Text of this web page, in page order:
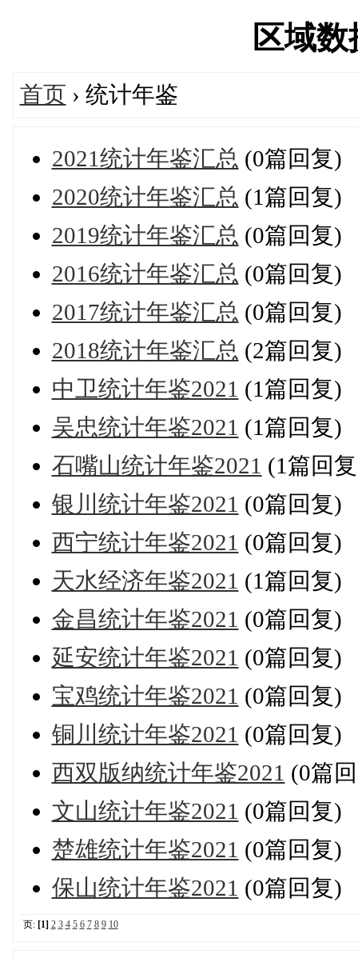
区域
首页 › 统计年鉴
2021统计年鉴汇总 (0篇回复)
2020统计年鉴汇总 (1篇回复)
2019统计年鉴汇总 (0篇回复)
2016统计年鉴汇总 (0篇回复)
2017统计年鉴汇总 (0篇回复)
2018统计年鉴汇总 (2篇回复)
中卫统计年鉴2021 (1篇回复)
吴忠统计年鉴2021 (1篇回复)
石嘴山统计年鉴2021 (1篇回
银川统计年鉴2021 (0篇回复)
西宁统计年鉴2021 (0篇回复)
天水经济年鉴2021 (1篇回复)
金昌统计年鉴2021 (0篇回复)
延安统计年鉴2021 (0篇回复)
宝鸡统计年鉴2021 (0篇回复)
铜川统计年鉴2021 (0篇回复)
西双版纳统计年鉴2021 (0篇
文山统计年鉴2021 (0篇回复)
楚雄统计年鉴2021 (0篇回复)
保山统计年鉴2021 (0篇回复)
页: [1] 2 3 4 5 6 7 8 9 10